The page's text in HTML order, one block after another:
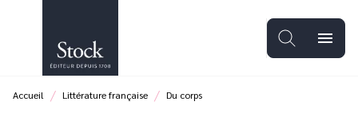
PIED DE PAGE
menu
Accueil / Littérature française / Du corps